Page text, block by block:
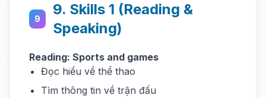
9
9. Skills 1 (Reading &
Speaking)
Reading: Sports and games
Đọc hiểu về thể thao
Tìm thông tin về trận đấu